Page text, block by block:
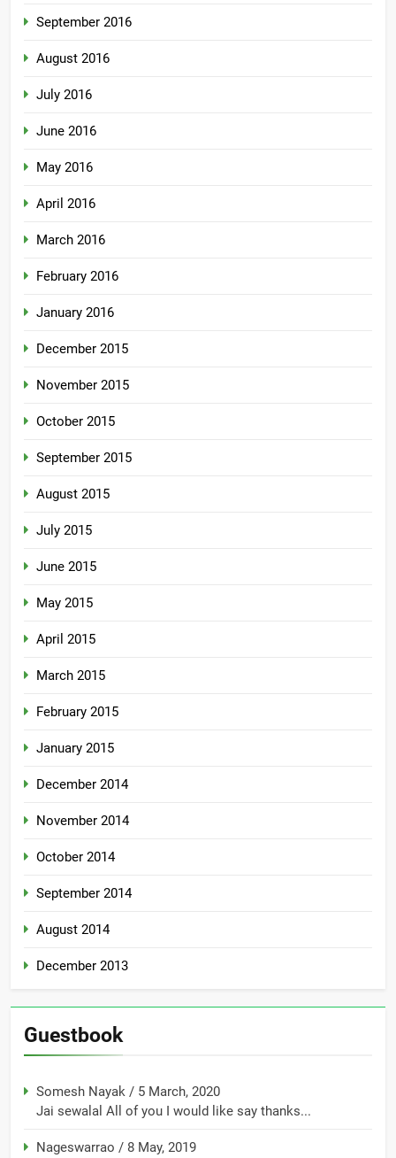
September 2016
August 2016
July 2016
June 2016
May 2016
April 2016
March 2016
February 2016
January 2016
December 2015
November 2015
October 2015
September 2015
August 2015
July 2015
June 2015
May 2015
April 2015
March 2015
February 2015
January 2015
December 2014
November 2014
October 2014
September 2014
August 2014
December 2013
Guestbook
Somesh Nayak / 5 March, 2020
Jai sewalal All of you I would like say thanks...
Nageswarrao / 8 May, 2019